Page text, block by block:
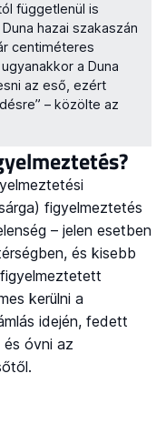
függetlenül is
Duna hazai szakaszán
centiméteres
a Duna
az eső, ezért
– közölte az
figyelmeztetés
– jelen esetben
és kisebb
kerülni a
idején, fedett
és óvni az